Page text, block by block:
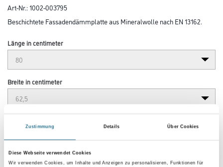
Zustimmung Details Über Cookies
Diese Webseite verwendet Cookies
Wir verwenden Cookies, um Inhalte und Anzeigen zu personalisieren, Funktionen für
Art-Nr.:1002-003795
Beschichtete Fassadendämmplatte aus Mineralwolle nach EN 13162.
Länge in centimeter
Breite in centimeter
Plattenstärke